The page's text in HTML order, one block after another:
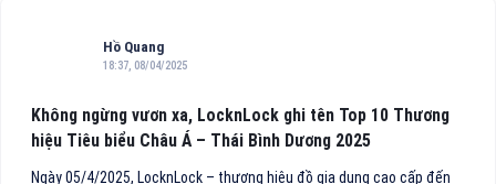
Hồ Quang
18:37, 08/04/2025
Không ngừng vươn xa, LocknLock ghi tên Top 10 Thương
hiệu Tiêu biểu Châu Á – Thái Bình Dương 2025
Ngày 05/4/2025, LocknLock – thương hiệu đồ gia dụng cao cấp đến